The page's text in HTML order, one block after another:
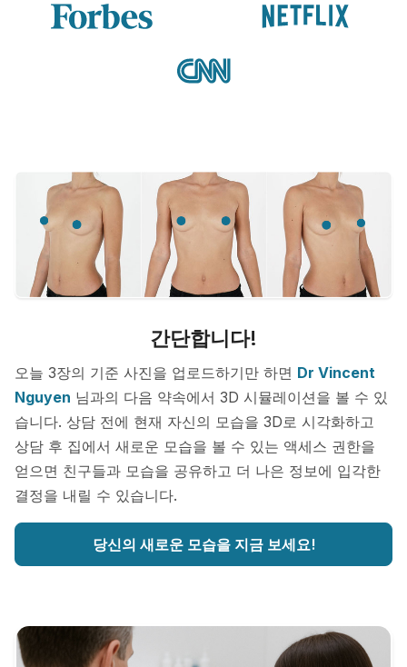
간단합니다!
오늘 3장의 기준 사진을 업로드하기만 하면 Dr Vincent
Nguyen 님과의 다음 약속에서 3D 시뮬레이션을 볼 수 있
습니다. 상담 전에 현재 자신의 모습을 3D로 시각화하고
상담 후 집에서 새로운 모습을 볼 수 있는 액세스 권한을
얻으면 친구들과 모습을 공유하고 더 나은 정보에 입각한
결정을 내릴 수 있습니다.
당신의 새로운 모습을 지금 보세요!